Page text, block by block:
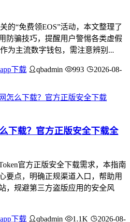
的“免费领EOS”活动，本文整理了
防骗技巧，提醒用户警惕各类虚假
为主流数字钱包，需注意辨别...
下载 qbadmin 993
2026-08-
下载？官方正版安全下载全
官方正版安全下载需求，本指南
要点，明确正规渠道入口，帮助用
，规避第三方盗版应用的安全风
下载 qbadmin 1.1K
2026-08-